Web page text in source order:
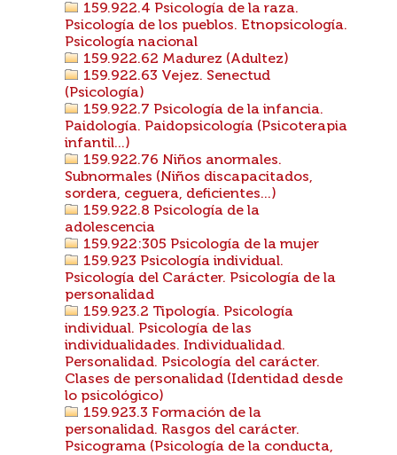
159.922.4 Psicología de la raza.
Psicología de los pueblos. Etnopsicología.
Psicología nacional
159.922.62 Madurez (Adultez)
159.922.63 Vejez. Senectud
(Psicología)
159.922.7 Psicología de la infancia.
Paidología. Paidopsicología (Psicoterapia
infantil...)
159.922.76 Niños anormales.
Subnormales (Niños discapacitados,
sordera, ceguera, deficientes...)
159.922.8 Psicología de la
adolescencia
159.922:305 Psicología de la mujer
159.923 Psicología individual.
Psicología del Carácter. Psicología de la
personalidad
159.923.2 Tipología. Psicología
individual. Psicología de las
individualidades. Individualidad.
Personalidad. Psicología del carácter.
Clases de personalidad (Identidad desde
lo psicológico)
159.923.3 Formación de la
personalidad. Rasgos del carácter.
Psicograma (Psicología de la conducta,